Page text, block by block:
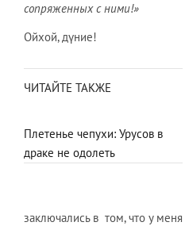
сопряженных с ними!»
Ойхой, дүние!
ЧИТАЙТЕ ТАКЖЕ
Плетенье чепухи: Урусов в
драке не одолеть
заключались в том, что у